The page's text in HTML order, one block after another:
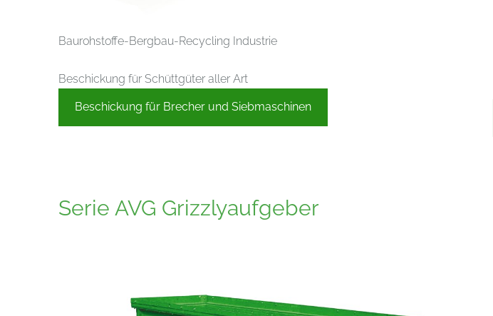
Baurohstoffe-Bergbau-Recycling Industrie
Beschickung für Schüttgüter aller Art
Beschickung für Brecher und Siebmaschinen
Serie AVG Grizzlyaufgeber